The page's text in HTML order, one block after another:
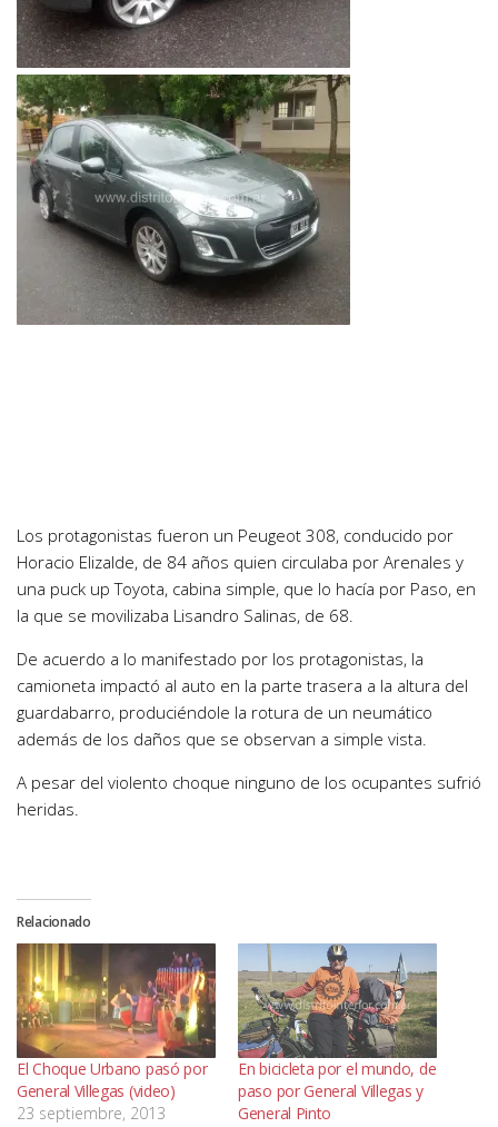
Los protagonistas fueron un Peugeot 308, conducido por
Horacio Elizalde, de 84 años quien circulaba por Arenales y
una puck up Toyota, cabina simple, que lo hacía por Paso, en
la que se movilizaba Lisandro Salinas, de 68.
De acuerdo a lo manifestado por los protagonistas, la
camioneta impactó al auto en la parte trasera a la altura del
guardabarro, produciéndole la rotura de un neumático
además de los daños que se observan a simple vista.
A pesar del violento choque ninguno de los ocupantes sufrió
heridas.
Relacionado
El Choque Urbano pasó por
General Villegas (video)
23 septiembre, 2013
En bicicleta por el mundo, de
paso por General Villegas y
General Pinto